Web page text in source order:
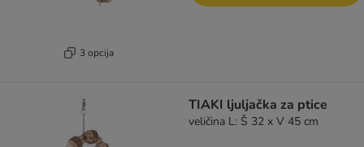
3 opcija
TIAKI ljuljačka za ptice
veličina L: Š 32 x V 45 cm